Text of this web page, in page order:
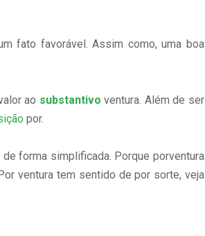
fato favorável. Assim como, uma boa
ao substantivo ventura. Além de ser
por.
de forma simplificada. Porque porventura
ventura tem sentido de por sorte, veja